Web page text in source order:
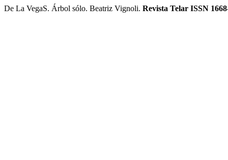
De La VegaS. Árbol sólo. Beatriz Vignoli. Revista Telar ISSN